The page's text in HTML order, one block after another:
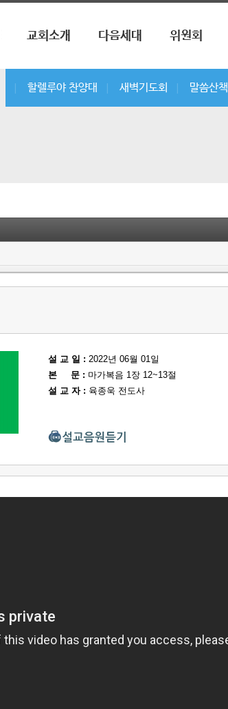
교회소개 다음세대 위원회
| 할렐루야 찬양대 | 새벽기도회 | 말씀산책
설 교 일 : 2022년 06월 01일
본 문 : 마가복음 1장 12~13절
설 교 자 : 육종욱 전도사